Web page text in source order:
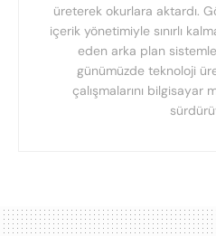
üreterek okurlara aktardı.
içerik yönetimiyle sınırlı
eden arka plan
günümüzde teknoloji
çalışmalarını bilgisayar